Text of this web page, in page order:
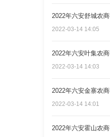
2022年六安舒城农
2022-03-14 14:05
2022年六安叶集农
2022-03-14 14:03
2022年六安金寨农
2022-03-14 14:01
2022年六安霍山农